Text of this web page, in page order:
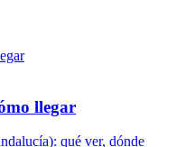
llegar
qué ver, dónde